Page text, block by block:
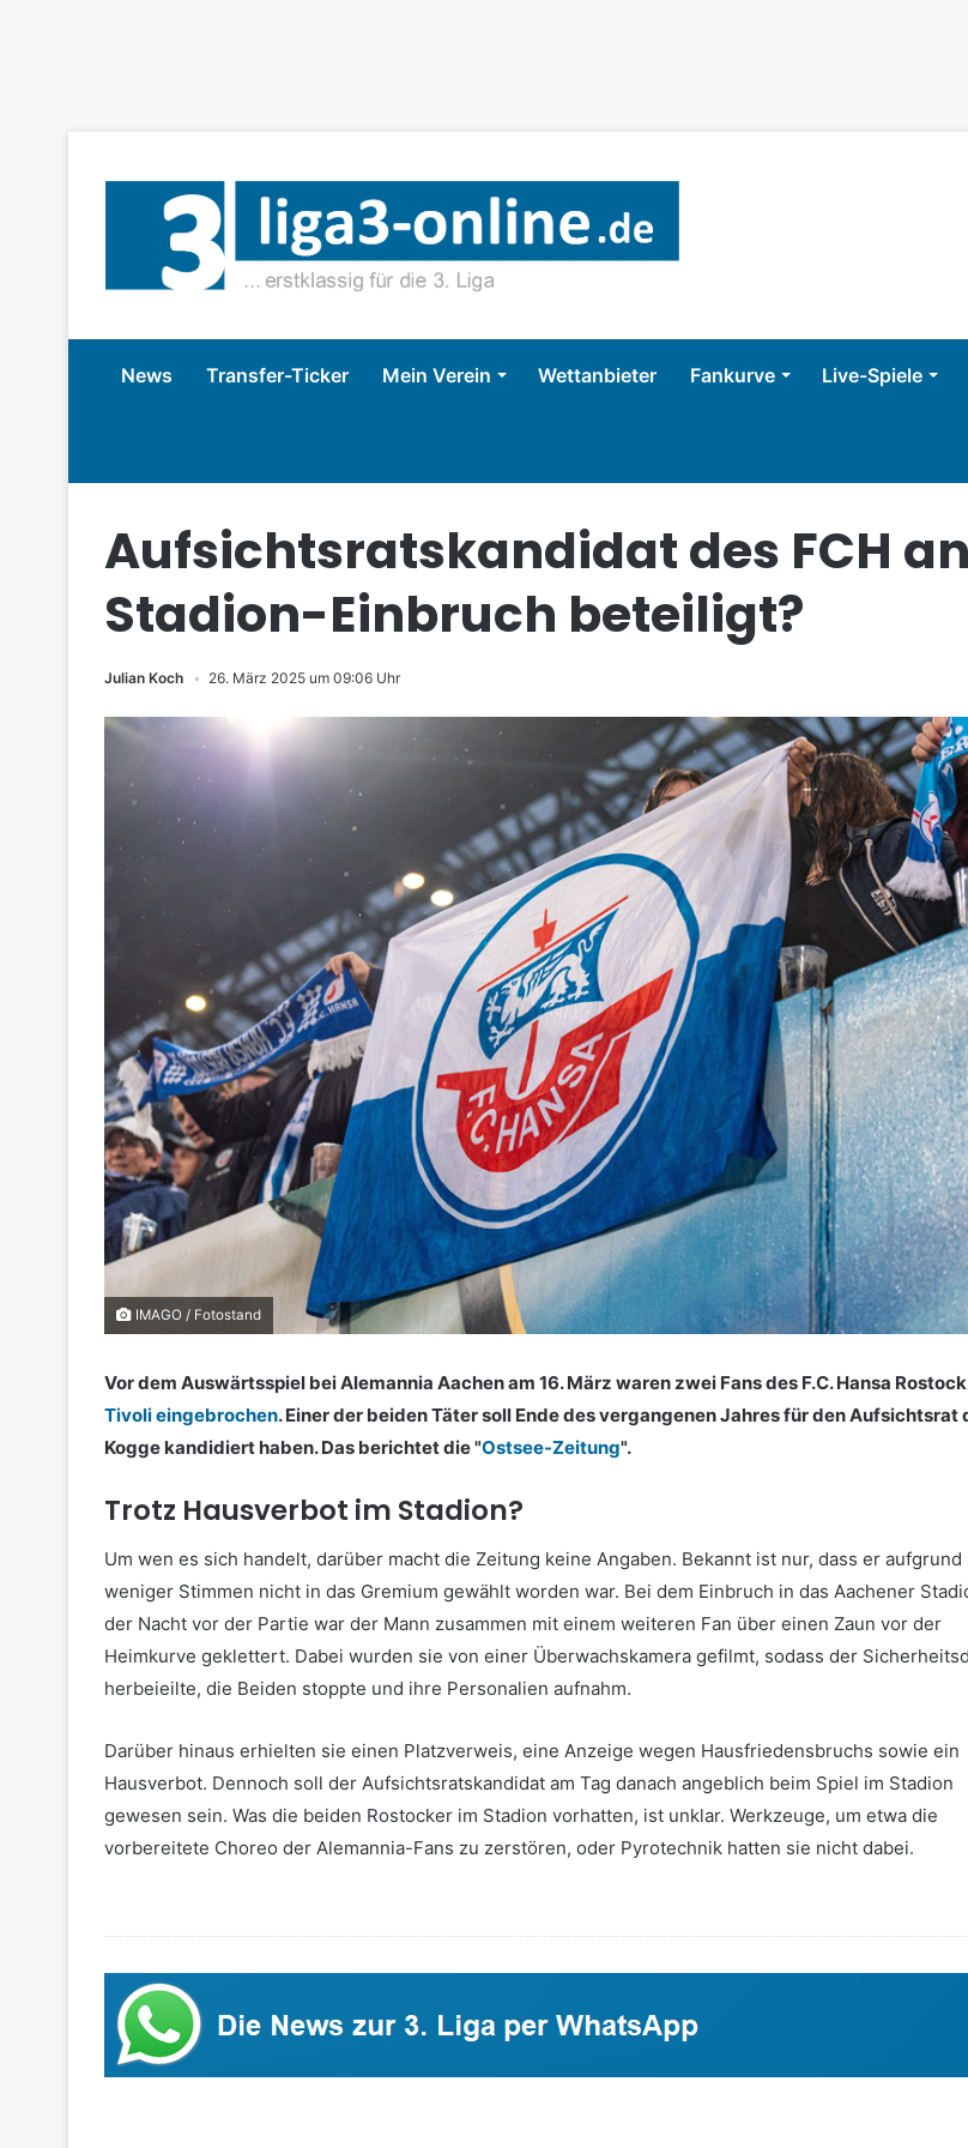
News Transfer-Ticker Mein Verein Wettanbieter Fankurve Live-Spiele
Aufsichtsratskandidat des FCH an
Stadion-Einbruch beteiligt?
Julian Koch 26. März 2025 um 09:06 Uhr
IMAGO / Fotostand
Vor dem Auswärtsspiel bei Alemannia Aachen am 16. März waren zwei Fans des F.C. Hansa Rostock
Tivoli eingebrochen. Einer der beiden Täter soll Ende des vergangenen Jahres für den Aufsichtsrat
Kogge kandidiert haben. Das berichtet die "Ostsee-Zeitung".
Trotz Hausverbot im Stadion?
Um wen es sich handelt, darüber macht die Zeitung keine Angaben. Bekannt ist nur, dass er aufgrund
weniger Stimmen nicht in das Gremium gewählt worden war. Bei dem Einbruch in das Aachener
der Nacht vor der Partie war der Mann zusammen mit einem weiteren Fan über einen Zaun vor der
Heimkurve geklettert. Dabei wurden sie von einer Überwachskamera gefilmt, sodass der
herbeieilte, die Beiden stoppte und ihre Personalien aufnahm.
Darüber hinaus erhielten sie einen Platzverweis, eine Anzeige wegen Hausfriedensbruchs sowie ein
Hausverbot. Dennoch soll der Aufsichtsratskandidat am Tag danach angeblich beim Spiel im Stadion
gewesen sein. Was die beiden Rostocker im Stadion vorhatten, ist unklar. Werkzeuge, um etwa die
vorbereitete Choreo der Alemannia-Fans zu zerstören, oder Pyrotechnik hatten sie nicht dabei.